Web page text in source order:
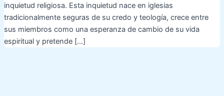
inquietud religiosa. Esta inquietud nace en iglesias
tradicionalmente seguras de su credo y teología, crece entre
sus miembros como una esperanza de cambio de su vida
espiritual y pretende […]